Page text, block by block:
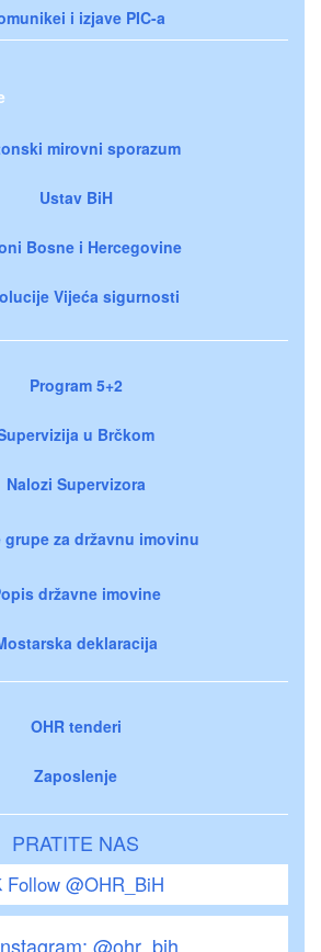
i izjave PIC-a
mirovni sporazum
Ustav BiH
Bosne i Hercegovine
Vijeća sigurnosti
Program 5+2
u Brčkom
Nalozi Supervizora
grupe za državnu imovinu
državne imovine
deklaracija
OHR tenderi
Zaposlenje
PRATITE NAS
Follow @OHR_BiH
@ohr_bih